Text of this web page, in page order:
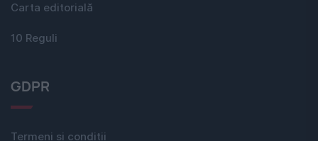
Carta editorială
10 Reguli
GDPR
Termeni si conditii